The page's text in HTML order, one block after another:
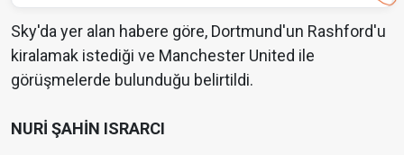
Sky'da yer alan habere göre, Dortmund'un Rashford'u
kiralamak istediği ve Manchester United ile
görüşmelerde bulunduğu belirtildi.
NURİ ŞAHİN ISRARCI